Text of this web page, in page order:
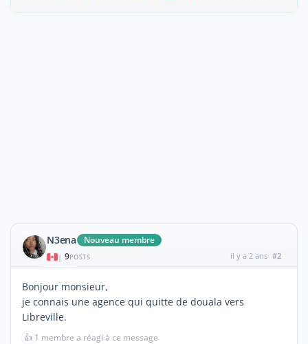
N3ena Nouveau membre
| 9POSTS il y a 2 ans #2
Bonjour monsieur,
je connais une agence qui quitte de douala vers
Libreville.
👍 1 membre a réagi à ce message